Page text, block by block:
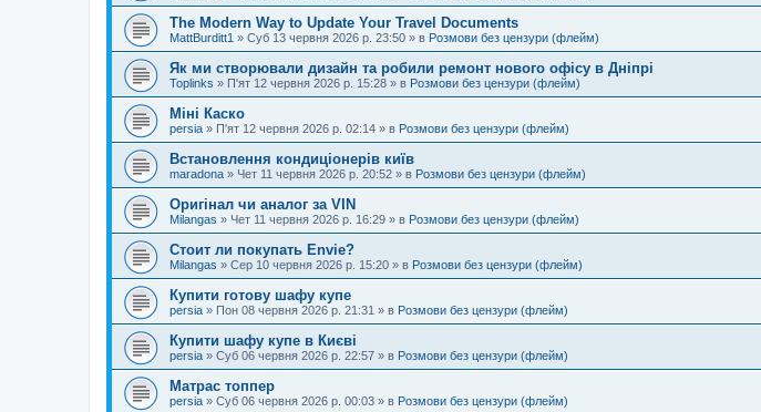
The Modern Way to Update Your Travel Documents
MattBurditt1 » Суб 13 червня 2026 р. 23:50 » в Розмови без цензури (флейм)
Як ми створювали дизайн та робили ремонт нового офісу в Дніпрі
Toplinks » П'ят 12 червня 2026 р. 15:28 » в Розмови без цензури (флейм)
Міні Каско
persia » П'ят 12 червня 2026 р. 02:14 » в Розмови без цензури (флейм)
Встановлення кондиціонерів київ
maradona » Чет 11 червня 2026 р. 20:52 » в Розмови без цензури (флейм)
Оригінал чи аналог за VIN
Milangas » Чет 11 червня 2026 р. 16:29 » в Розмови без цензури (флейм)
Стоит ли покупать Envie?
Milangas » Сер 10 червня 2026 р. 15:20 » в Розмови без цензури (флейм)
Купити готову шафу купе
persia » Пон 08 червня 2026 р. 21:31 » в Розмови без цензури (флейм)
Купити шафу купе в Києві
persia » Суб 06 червня 2026 р. 22:57 » в Розмови без цензури (флейм)
Матрас топпер
persia » Суб 06 червня 2026 р. 00:03 » в Розмови без цензури (флейм)